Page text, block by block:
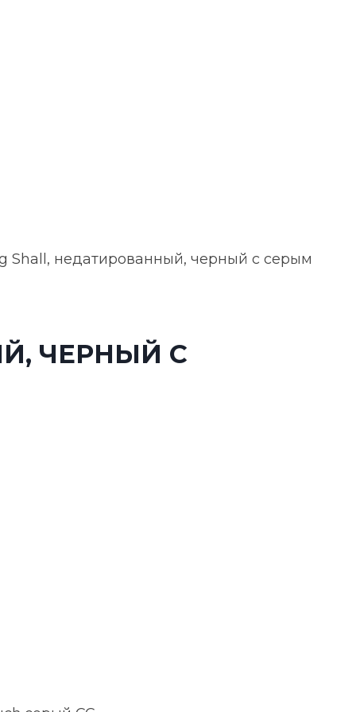
Shall, недатированный, черный с серым
ЧЕРНЫЙ С